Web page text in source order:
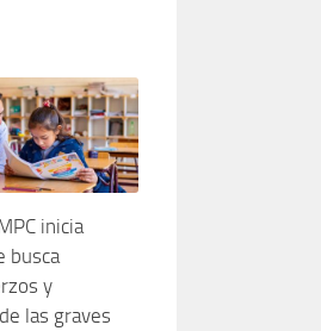
inicia
busca
y
las graves